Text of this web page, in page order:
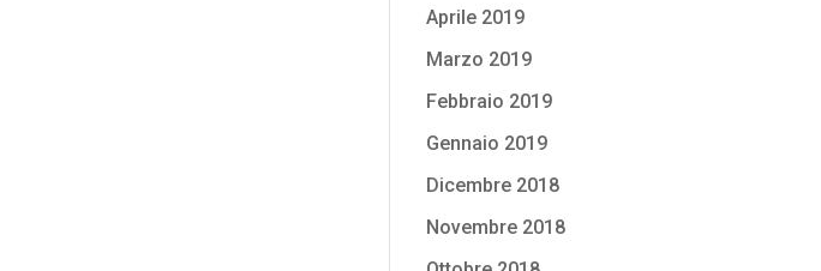
Aprile 2019
Marzo 2019
Febbraio 2019
Gennaio 2019
Dicembre 2018
Novembre 2018